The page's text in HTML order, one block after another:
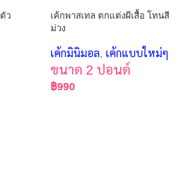
ว
เค้กพาสเทล ตกแต่งผีเสื้อ โทนสี
ม่วง
เค้กมินิมอล, เค้กแบบใหม่ๆ
ขนาด 2 ปอนด์
฿990